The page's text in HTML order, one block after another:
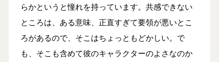
らかというと憧れを持っています。共感できない
ところは、ある意味、正直すぎて要領が悪いとこ
ろがあるので、そこはちょっともどかしい。で
も、そこも含めて彼のキャラクターのよさなのか